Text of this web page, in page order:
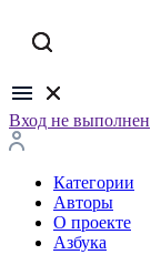
Вход не выполнен
Категории
Авторы
О проекте
Азбука